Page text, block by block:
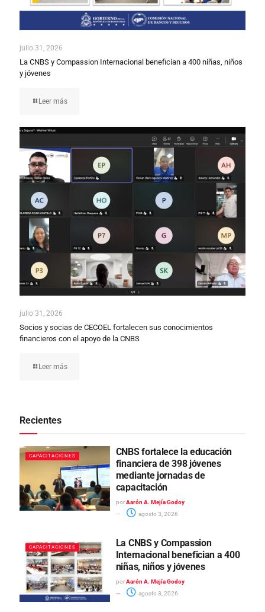
julio 31, 2026
La CNBS y Compassion Internacional benefician a 400 niñas, niños
y jóvenes
Leer más
julio 31, 2026
Socios y socias de CECOEL fortalecen sus conocimientos
financieros con el apoyo de la CNBS
Leer más
Recientes
CAPACITACIONES
CNBS fortalece la educación
financiera de 398 jóvenes
mediante jornadas de
capacitación
por Aarón A. Mejía Godoy
agosto 3, 2026
CAPACITACIONES
La CNBS y Compassion
Internacional benefician a 400
niñas, niños y jóvenes
por Aarón A. Mejía Godoy
agosto 3, 2026